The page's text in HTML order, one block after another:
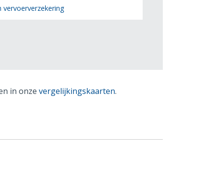
vervoerverzekering
in onze vergelijkingskaarten.